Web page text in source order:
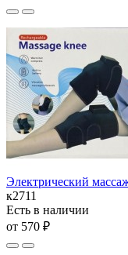
Электрический
к2711
Есть в наличии
от 570 ₽